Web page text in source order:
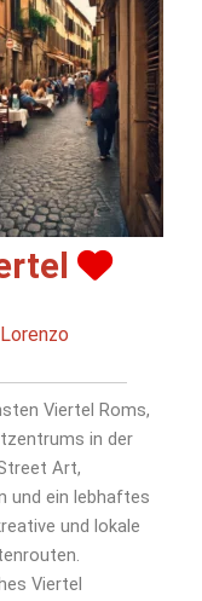
Viertel Roms,
in der
Art,
und ein lebhaftes
und lokale
Viertel